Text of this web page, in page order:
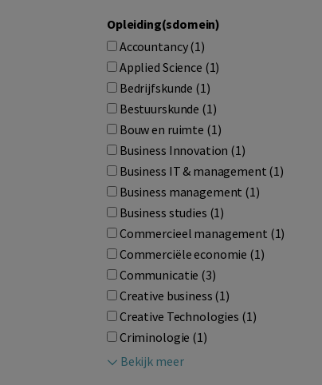
Opleiding(sdomein)
Accountancy (1)
Applied Science (1)
Bedrijfskunde (1)
Bestuurskunde (1)
Bouw en ruimte (1)
Business Innovation (1)
Business IT & management (1)
Business management (1)
Business studies (1)
Commercieel management (1)
Commerciële economie (1)
Communicatie (3)
Creative business (1)
Creative Technologies (1)
Criminologie (1)
Bekijk meer